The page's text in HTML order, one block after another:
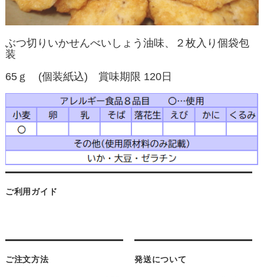
ぶつ切りいかせんべいしょう油味、２枚入り個袋包
装
65ｇ (個装紙込) 賞味期限 120日
ご利用ガイド
ご注文方法 発送について